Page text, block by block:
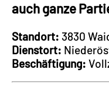
auch ganze
Standort: 3830
Dienstort:
Beschäftigung: